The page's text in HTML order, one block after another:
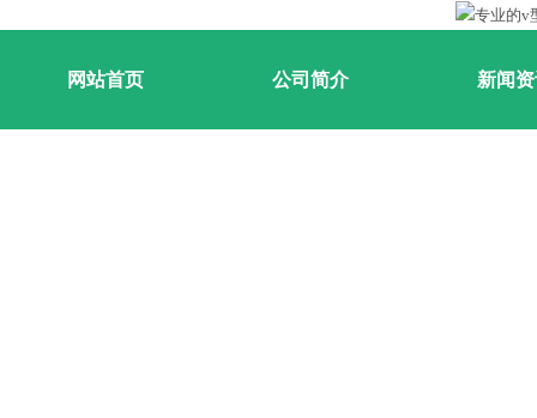
网站首页 公司简介 新闻